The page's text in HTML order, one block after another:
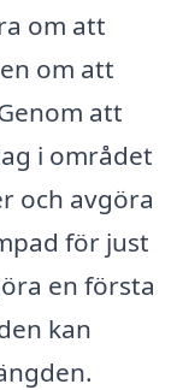
om att
om att
att
i området
och avgöra
för just
en första
kan